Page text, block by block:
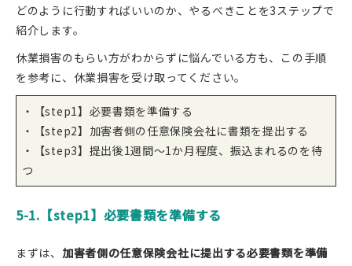
どのように行動すればいいのか、やるべきことを3ステップで
紹介します。
休業損害のもらい方がわからずに悩んでいる方も、この手順
を参考に、休業損害を受け取ってください。
・【step1】必要書類を準備する
・【step2】加害者側の任意保険会社に書類を提出する
・【step3】提出後1週間～1か月程度、振込まれるのを待
つ
5-1.【step1】必要書類を準備する
まずは、 加害者側の任意保険会社に提出する必要書類を準備